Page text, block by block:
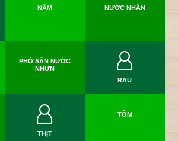
NẤM NƯỚC NHÂN
PHỞ SẮN NƯỚC
NHƯN
RAU
THỊT
TÔM